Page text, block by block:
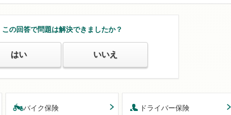
この回答で問題は解決できましたか？
はい いいえ
バイク保険 ドライバー保険